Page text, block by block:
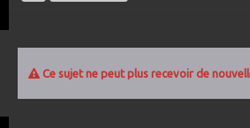
Ce sujet ne peut plus recevoir de